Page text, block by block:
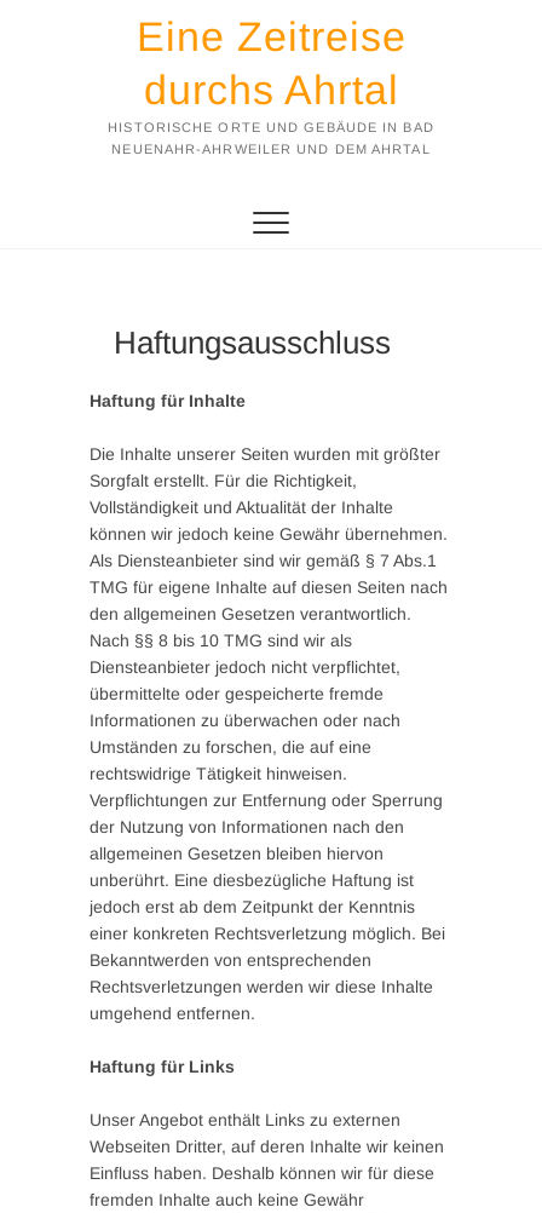
Eine Zeitreise
durchs Ahrtal
HISTORISCHE ORTE UND GEBÄUDE IN BAD
NEUENAHR-AHRWEILER UND DEM AHRTAL
Haftungsausschluss
Haftung für Inhalte
Die Inhalte unserer Seiten wurden mit größter
Sorgfalt erstellt. Für die Richtigkeit,
Vollständigkeit und Aktualität der Inhalte
können wir jedoch keine Gewähr übernehmen.
Als Diensteanbieter sind wir gemäß § 7 Abs.1
TMG für eigene Inhalte auf diesen Seiten nach
den allgemeinen Gesetzen verantwortlich.
Nach §§ 8 bis 10 TMG sind wir als
Diensteanbieter jedoch nicht verpflichtet,
übermittelte oder gespeicherte fremde
Informationen zu überwachen oder nach
Umständen zu forschen, die auf eine
rechtswidrige Tätigkeit hinweisen.
Verpflichtungen zur Entfernung oder Sperrung
der Nutzung von Informationen nach den
allgemeinen Gesetzen bleiben hiervon
unberührt. Eine diesbezügliche Haftung ist
jedoch erst ab dem Zeitpunkt der Kenntnis
einer konkreten Rechtsverletzung möglich. Bei
Bekanntwerden von entsprechenden
Rechtsverletzungen werden wir diese Inhalte
umgehend entfernen.
Haftung für Links
Unser Angebot enthält Links zu externen
Webseiten Dritter, auf deren Inhalte wir keinen
Einfluss haben. Deshalb können wir für diese
fremden Inhalte auch keine Gewähr